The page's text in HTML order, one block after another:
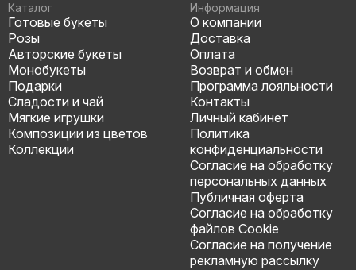
Каталог
Готовые букеты
Розы
Авторские букеты
Монобукеты
Подарки
Сладости и чай
Мягкие игрушки
Композиции из цветов
Коллекции
Информация
О компании
Доставка
Оплата
Возврат и обмен
Программа лояльности
Контакты
Личный кабинет
Политика
конфиденциальности
Согласие на обработку
персональных данных
Публичная оферта
Согласие на обработку
файлов Cookie
Согласие на получение
рекламную рассылку